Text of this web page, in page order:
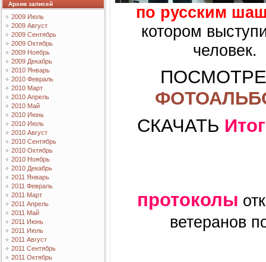
Архив записей
2009 Июль
2009 Август
2009 Сентябрь
2009 Октябрь
2009 Ноябрь
2009 Декабрь
2010 Январь
2010 Февраль
2010 Март
2010 Апрель
2010 Май
2010 Июнь
2010 Июль
2010 Август
2010 Сентябрь
2010 Октябрь
2010 Ноябрь
2010 Декабрь
2011 Январь
2011 Февраль
2011 Март
2011 Апрель
2011 Май
2011 Июнь
2011 Июль
2011 Август
2011 Сентябрь
2011 Октябрь
по русским
котором
человек.
СКАЧАТЬ
протоколы
ветеранов